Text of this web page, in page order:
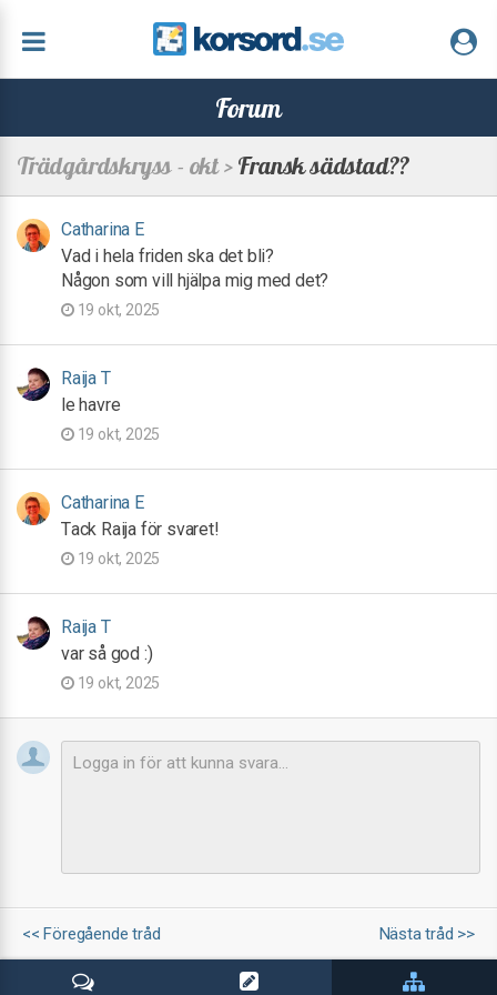
Forum
Trädgårdskryss - okt >Fransk sädstad??
Catharina E
Vad i hela friden ska det bli?
Någon som vill hjälpa mig med det?
19 okt, 2025
Raija T
le havre
19 okt, 2025
Catharina E
Tack Raija för svaret!
19 okt, 2025
Raija T
var så god :)
19 okt, 2025
<< Föregående tråd Nästa tråd >>